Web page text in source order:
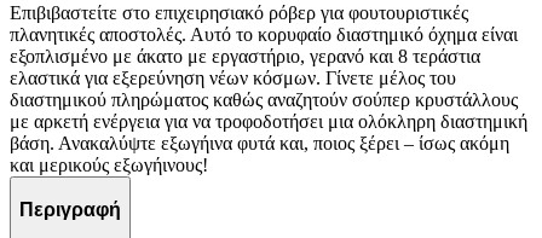
Επιβιβαστείτε στο επιχειρησιακό ρόβερ για φουτουριστικές
πλανητικές αποστολές. Αυτό το κορυφαίο διαστημικό όχημα είναι
εξοπλισμένο με άκατο με εργαστήριο, γερανό και 8 τεράστια
ελαστικά για εξερεύνηση νέων κόσμων. Γίνετε μέλος του
διαστημικού πληρώματος καθώς αναζητούν σούπερ κρυστάλλους
με αρκετή ενέργεια για να τροφοδοτήσει μια ολόκληρη διαστημική
βάση. Ανακαλύψτε εξωγήινα φυτά και, ποιος ξέρει – ίσως ακόμη
και μερικούς εξωγήινους!
Περιγραφή